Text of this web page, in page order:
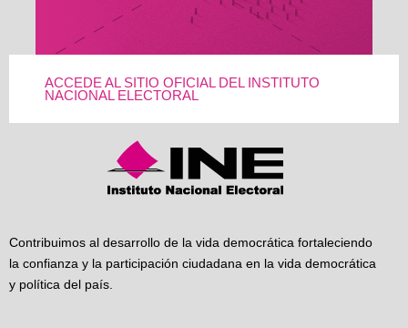
ACCEDE AL SITIO OFICIAL DEL INSTITUTO
NACIONAL ELECTORAL
Contribuimos al desarrollo de la vida democrática fortaleciendo
la confianza y la participación ciudadana en la vida democrática
y política del país.